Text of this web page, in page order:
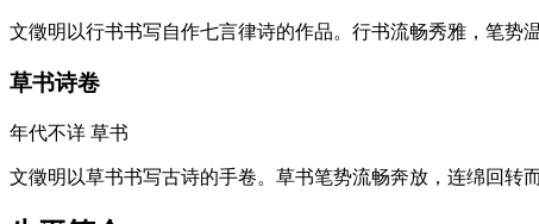
文徵明以行书书写自作七言律诗的作品。行书流畅秀雅，笔势
草书诗卷
年代不详 草书
文徵明以草书书写古诗的手卷。草书笔势流畅奔放，连绵回转